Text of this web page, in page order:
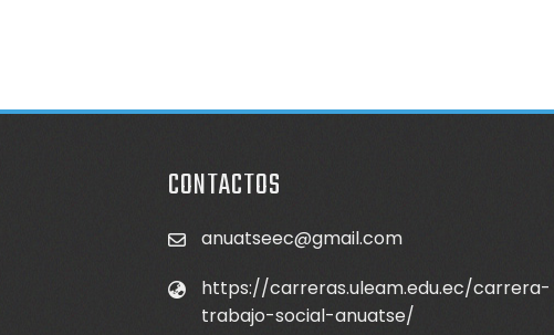
CONTACTOS
anuatseec@gmail.com
https://carreras.uleam.edu.ec/carrera-
trabajo-social-anuatse/